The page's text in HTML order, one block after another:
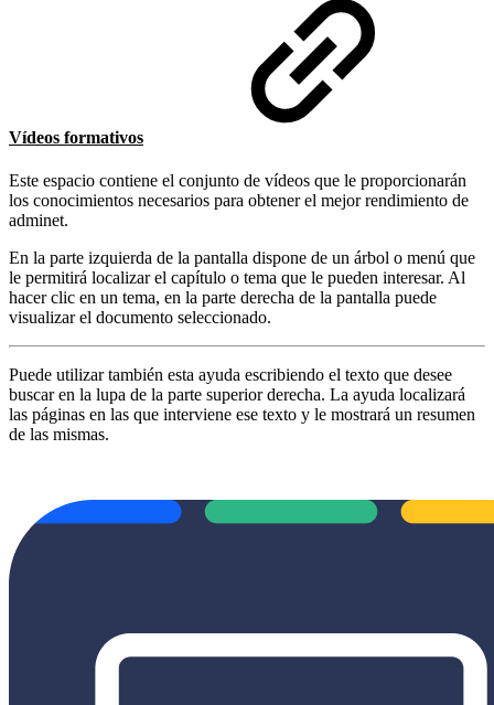
Vídeos formativos
Este espacio contiene el conjunto de vídeos que le proporcionarán
los conocimientos necesarios para obtener el mejor rendimiento de
adminet.
En la parte izquierda de la pantalla dispone de un árbol o menú que
le permitirá localizar el capítulo o tema que le pueden interesar. Al
hacer clic en un tema, en la parte derecha de la pantalla puede
visualizar el documento seleccionado.
Puede utilizar también esta ayuda escribiendo el texto que desee
buscar en la lupa de la parte superior derecha. La ayuda localizará
las páginas en las que interviene ese texto y le mostrará un resumen
de las mismas.